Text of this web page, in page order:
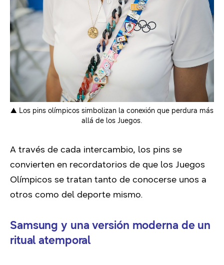
▲ Los pins olímpicos simbolizan la conexión que perdura más
allá de los Juegos.
A través de cada intercambio, los pins se
convierten en recordatorios de que los Juegos
Olímpicos se tratan tanto de conocerse unos a
otros como del deporte mismo.
Samsung y una versión moderna de un
ritual atemporal